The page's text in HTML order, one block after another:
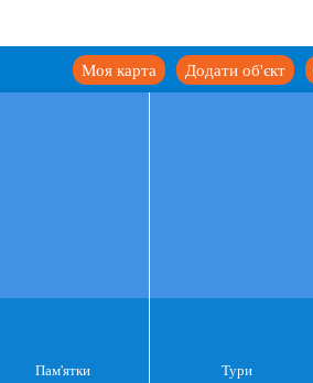
Додати об'єкт
Моя карта
Пам'ятки Тури